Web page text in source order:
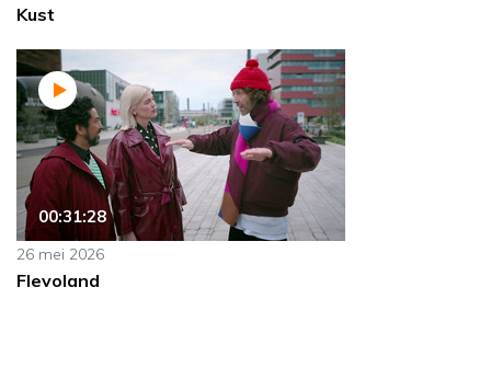
Kust
00:31:28
26 mei 2026
Flevoland